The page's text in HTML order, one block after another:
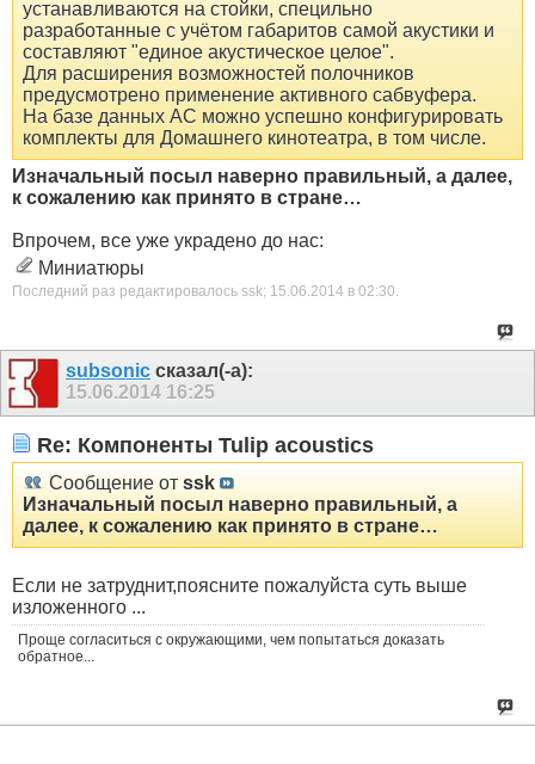
устанавливаются на стойки, специльно
разработанные с учётом габаритов самой акустики и
составляют "единое акустическое целое".
Для расширения возможностей полочников
предусмотрено применение активного сабвуфера.
На базе данных АС можно успешно конфигурировать
комплекты для Домашнего кинотеатра, в том числе.
Изначальный посыл наверно правильный, а далее,
к сожалению как принято в стране…
Впрочем, все уже украдено до нас:
Миниатюры
Последний раз редактировалось ssk; 15.06.2014 в 02:30
subsonic сказал(-а):
15.06.2014 16:25
Re: Компоненты Tulip acoustics
Сообщение от ssk
Изначальный посыл наверно правильный, а
далее, к сожалению как принято в стране…
Если не затруднит,поясните пожалуйста суть выше
изложенного ...
Проще согласиться с окружающими, чем попытаться доказать
обратное...